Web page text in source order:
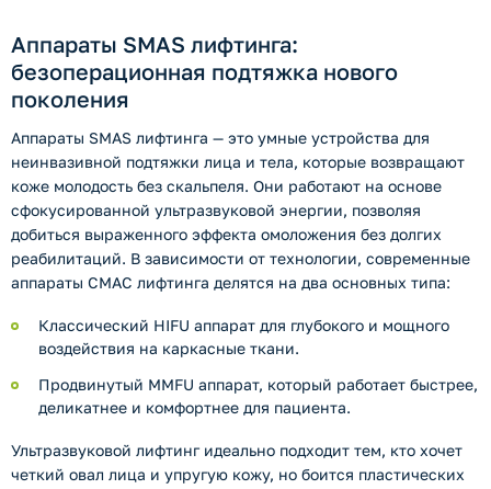
Аппараты SMAS лифтинга:
безоперационная подтяжка нового
поколения
Аппараты SMAS лифтинга — это умные устройства для
неинвазивной подтяжки лица и тела, которые возвращают
коже молодость без скальпеля. Они работают на основе
сфокусированной ультразвуковой энергии, позволяя
добиться выраженного эффекта омоложения без долгих
реабилитаций. В зависимости от технологии, современные
аппараты СМАС лифтинга делятся на два основных типа:
Классический HIFU аппарат для глубокого и мощного
воздействия на каркасные ткани.
Продвинутый MMFU аппарат, который работает быстрее,
деликатнее и комфортнее для пациента.
Ультразвуковой лифтинг идеально подходит тем, кто хочет
четкий овал лица и упругую кожу, но боится пластических